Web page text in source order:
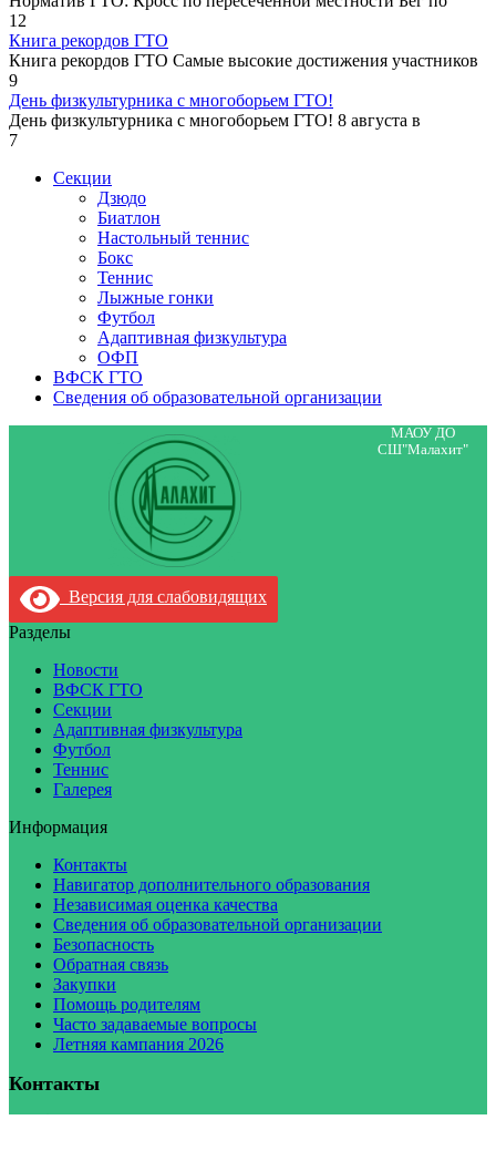
12
Книга рекордов ГТО
Книга рекордов ГТО Самые высокие достижения участников
9
День физкультурника с многоборьем ГТО!
День физкультурника с многоборьем ГТО! 8 августа в
7
Секции
Дзюдо
Биатлон
Настольный теннис
Бокс
Теннис
Лыжные гонки
Футбол
Адаптивная физкультура
ОФП
ВФСК ГТО
Сведения об образовательной организации
МАОУ ДО
СШ"Малахит"
Версия для слабовидящих
Разделы
Новости
ВФСК ГТО
Секции
Адаптивная физкультура
Футбол
Теннис
Галерея
Информация
Контакты
Навигатор дополнительного образования
Независимая оценка качества
Сведения об образовательной организации
Безопасность
Обратная связь
Закупки
Помощь родителям
Часто задаваемые вопросы
Летняя кампания 2026
Контакты
E-mail:malahit@sbor.net